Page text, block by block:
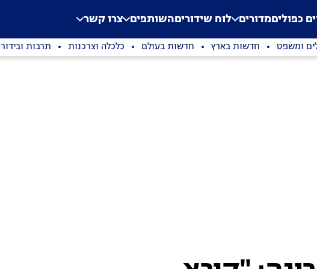
Application error: a
. כפוליםמדורים לוח שידוריםהשותפים צרו קשר
ומשפט חדשות בארץ חדשות בעולם כלכלה וצרכנות תרבות ובידור